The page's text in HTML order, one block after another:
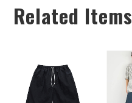
Related Items